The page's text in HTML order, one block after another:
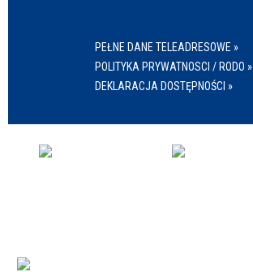
PEŁNE DANE TELEADRESOWE »
POLITYKA PRYWATNOSCI / RODO »
DEKLARACJA DOSTĘPNOŚCI »